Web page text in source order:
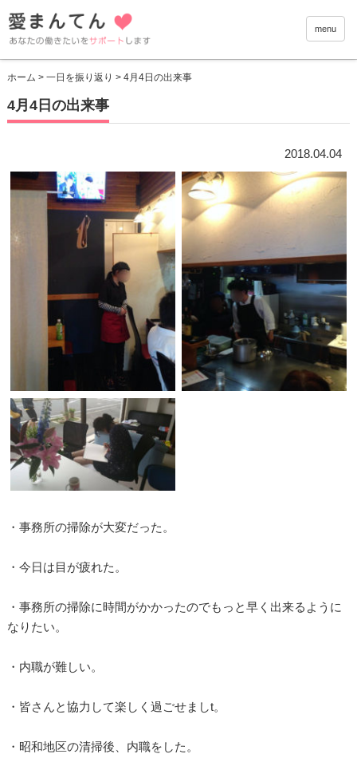
愛まん
menu
ホーム > 一日を振り返り > 4月4日の出来事
4月4日の出来事
2018.04.04
・事務所の掃除が大変だった。
・今日は目が疲れた。
・事務所の掃除に時間がかかったのでもっと早く出来るように
なりたい。
・内職が難しい。
・皆さんと協力して楽しく過ごせましt。
・昭和地区の清掃後、内職をした。